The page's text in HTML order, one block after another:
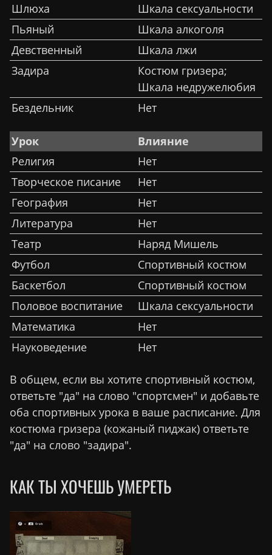
Шлюха
Шкала сексуальности
Пьяный
Шкала алкоголя
Девственный
Шкала лжи
Задира
Костюм гризера;
Шкала недружелюбия
Бездельник
Нет
Урок
Влияние
Религия
Нет
Творческое писание
Нет
География
Нет
Литература
Нет
Театр
Наряд Мишель
Футбол
Спортивный костюм
Баскетбол
Спортивный костюм
Половое воспитание
Шкала сексуальности
Математика
Нет
Науковедение
Нет
В общем, если вы хотите спортивный костюм,
ответьте "да" на слово "спортсмен" и добавьте
оба спортивных урока в ваше расписание. Для
костюма гризера (кожаный пиджак) ответьте
"да" на слово "задира".
КАК ТЫ ХОЧЕШЬ УМЕРЕТЬ